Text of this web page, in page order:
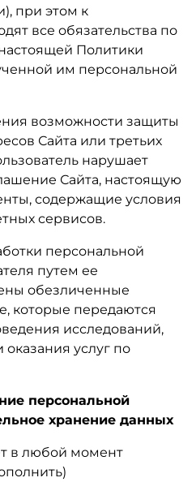
при этом к
все обязательства по
Политики
им персональной
возможности защиты
Сайта или третьих
нарушает
Сайта, настоящую
содержащие условия
сервисов.
персональной
путем ее
обезличенные
которые передаются
исследований,
услуг по
персональной
хранение данных
в любой момент